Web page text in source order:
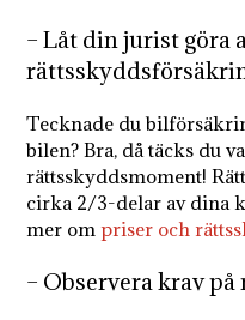
– Låt din jurist göra
Tecknade du
bilen? Bra, då täcks du
rättsskyddsmoment!
cirka 2/3-delar av dina
mer ompriser och
– Observera krav